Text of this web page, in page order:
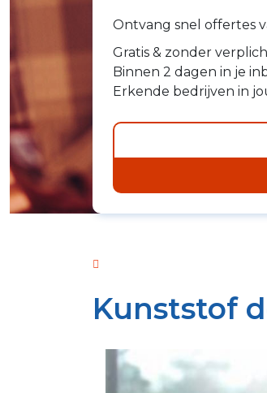
Ontvang snel offertes
Gratis & zonder
Binnen 2 dagen in je
Erkende bedrijven in
Kunststof